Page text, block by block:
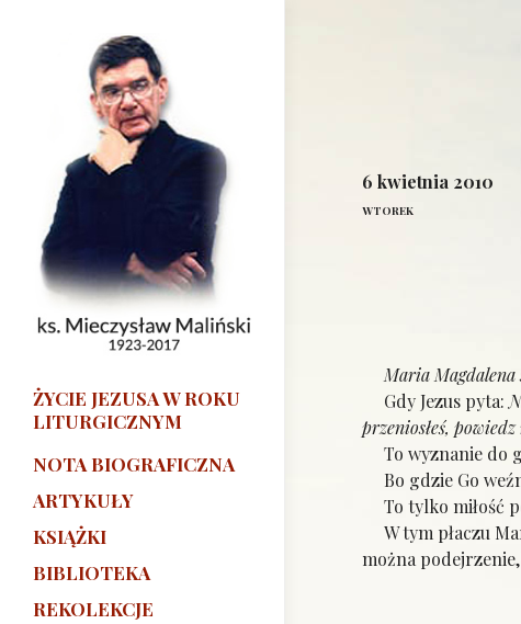
ŻYCIE JEZUSA W ROKU
LITURGICZNYM
NOTA BIOGRAFICZNA
ARTYKUŁY
KSIĄŻKI
BIBLIOTEKA
REKOLEKCJE
6 kwietnia 2010
WTOREK
Maria Magdalena
Gdy Jezus pyta:
przeniosłeś, powiedz
To wyznanie do
Bo gdzie Go
To tylko miłość
W tym płaczu
można